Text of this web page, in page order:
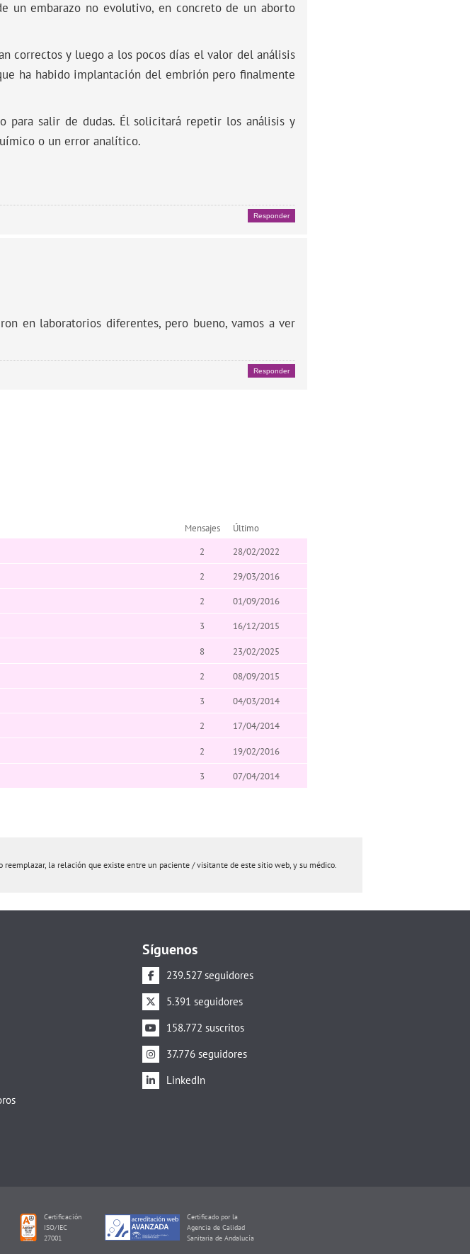
un embarazo no evolutivo, en concreto de un aborto
correctos y luego a los pocos días el valor del análisis
ha habido implantación del embrión pero finalmente
para salir de dudas. Él solicitará repetir los análisis y
o un error analítico.
Responder
en laboratorios diferentes, pero bueno, vamos a ver
Responder
Mensajes
Último
2 28/02/2022
2 29/03/2016
2 01/09/2016
3 16/12/2015
8 23/02/2025
2 08/09/2015
3 04/03/2014
2 17/04/2014
2 19/02/2016
3 07/04/2014
la relación que existe entre un paciente / visitante de este sitio web, y su médico.
Síguenos
239.527 seguidores
5.391 seguidores
158.772 suscritos
37.776 seguidores
LinkedIn
Certificación
ISO/IEC
27001
Certificado por la
Agencia de Calidad
Sanitaria de Andalucía